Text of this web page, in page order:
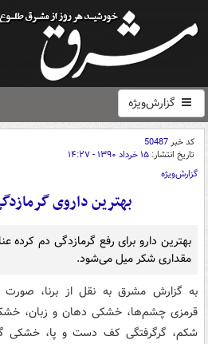
گزارش‌ویژه
کد خبر50487
تاریخ انتشار: ۱۵ خرداد ۱۳۹۰ - ۱۴:۲۷
گزارش‌ویژه
بهترین داروی
بهترین دارو برای رفع گرمازدگی دم
مقداری شکر میل می‌شود.
به گزارش مشرق به نقل از برنا، صورت
قرمزی چشم‌ها، خشکی دهان و زبان،
شکم، گرگرفتگی کف دست و پا،‌ خشکی